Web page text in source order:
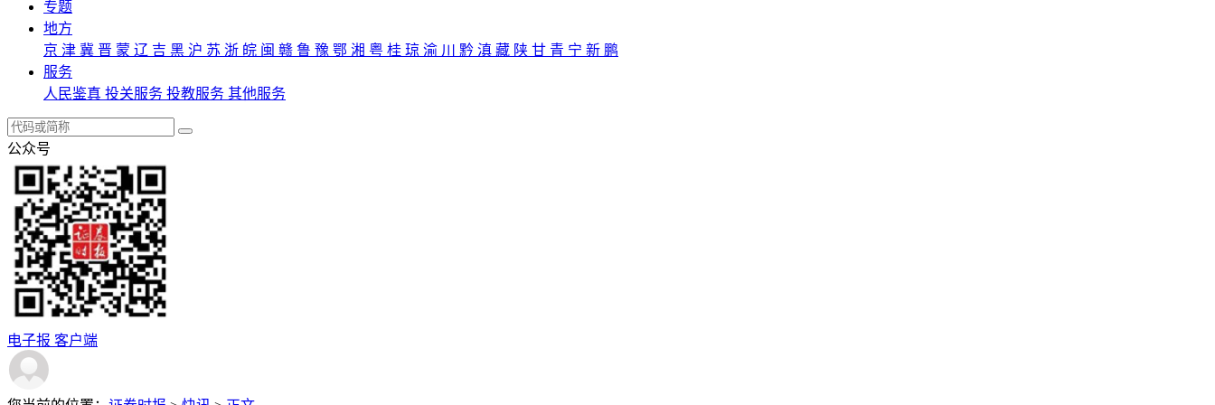
专题
地方
京 津 冀 晋 蒙 辽 吉 黑 沪 苏 浙 皖 闽 赣 鲁 豫 鄂 湘 粤 桂 琼 渝 川 黔 滇 藏 陕 甘 青 宁 新 鹏
服务
人民鉴真 投关服务 投教服务 其他服务
公众号
电子报 客户端